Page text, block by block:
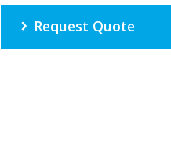
Request Quote